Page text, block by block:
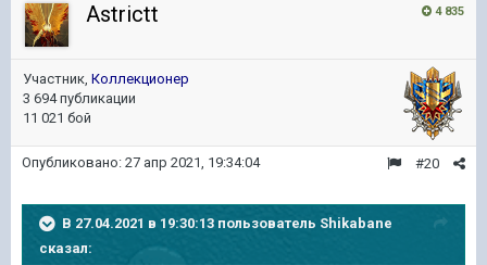
4 835
Astrictt
Участник, Коллекционер
3 694 публикации
11 021 бой
#20
Опубликовано: 27 апр 2021, 19:34:04
В 27.04.2021 в 19:30:13 пользователь Shikabane
сказал: